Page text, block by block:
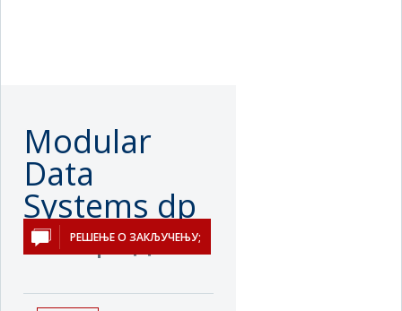
Modular
Data
Systems dp
Београд
РЕШЕЊЕ О ЗАКЉУЧЕЊУ;